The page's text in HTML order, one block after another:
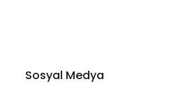
Sosyal Medya